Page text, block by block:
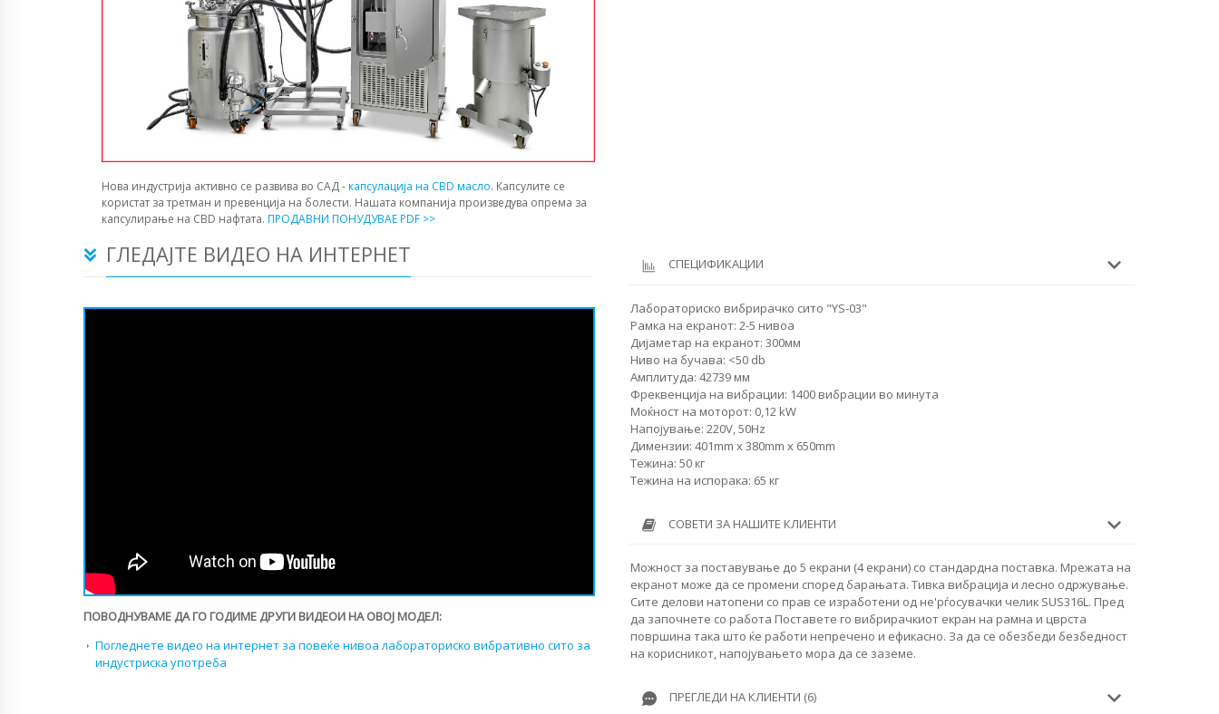
Нова индустрија активно се развива во САД -капсулација на CBD масло. Капсулите се
користат за третман и превенција на болести. Нашата компанија произведува опрема за
капсулирање на CBD нафтата. ПРОДАВНИ ПОНУДУВАЕ PDF >>
ГЛЕДАЈТЕ ВИДЕО НА ИНТЕРНЕТ
ПОВОДНУВАМЕ ДА ГО ГОДИМЕ ДРУГИ ВИДЕОИ НА ОВОЈ МОДЕЛ:
Погледнете видео на интернет за повеќе нивоа лабораториско вибративно сито за
индустриска употреба
СПЕЦИФИКАЦИИ
Лабораториско вибрирачко сито "YS-03"
Рамка на екранот: 2-5 нивоа
Дијаметар на екранот: 300мм
Ниво на бучава: <50 db
Амплитуда: 42739 мм
Фреквенција на вибрации: 1400 вибрации во минута
Моќност на моторот: 0,12 kW
Напојување: 220V, 50Hz
Димензии: 401mm x 380mm x 650mm
Тежина: 50 кг
Тежина на испорака: 65 кг
СОВЕТИ ЗА НАШИТЕ КЛИЕНТИ
Можност за поставување до 5 екрани (4 екрани) со стандардна поставка. Мрежата на
екранот може да се промени според барањата. Тивка вибрација и лесно одржување.
Сите делови натопени со прав се изработени од не'рѓосувачки челик SUS316L. Пред
да започнете со работа Поставете го вибрирачкиот екран на рамна и цврста
површина така што ќе работи непречено и ефикасно. За да се обезбеди безбедност
на корисникот, напојувањето мора да се заземе.
ПРЕГЛЕДИ НА КЛИЕНТИ (6)